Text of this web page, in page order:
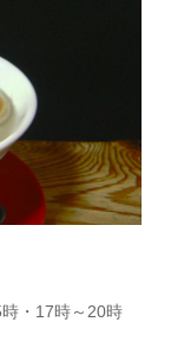
・17時～20時